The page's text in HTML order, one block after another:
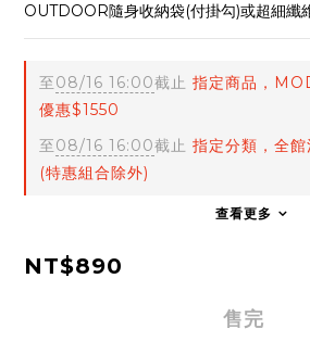
OUTDOOR隨身收納袋(付掛勾)或超細纖
至08/16 16:00截止 指定商品，
優惠$1550
至08/16 16:00截止 指定分類，全
(特惠組合除外)
查看更多
NT$890
售完